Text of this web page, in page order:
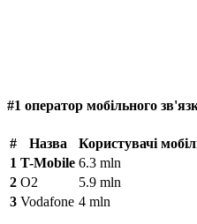
#1 оператор мобільного
# Назва
Користувачі
1 T-Mobile 6.3 mln
2 O2
5.9 mln
3 Vodafone 4 mln